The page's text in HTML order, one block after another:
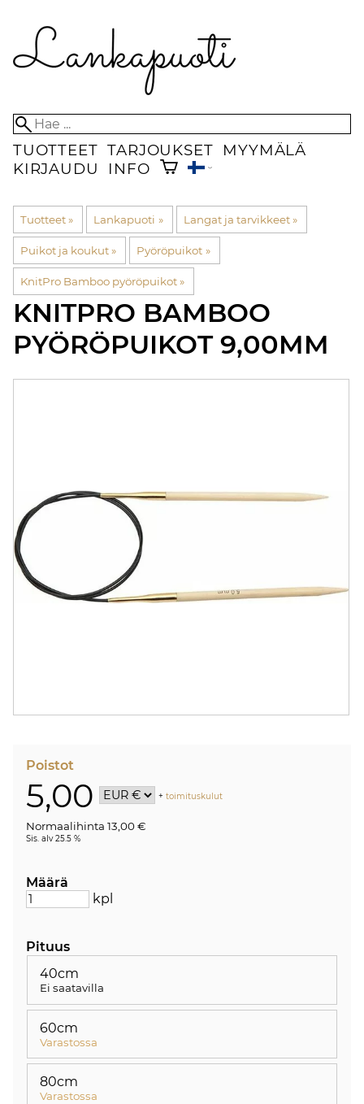
TUOTTEET TARJOUKSET
MYYMÄLÄ
KIRJAUDU
INFO
Tuotteet‪» Lankapuoti ‪» Langat ja tarvikkeet ‪»
Puikot ja koukut‪» Pyöröpuikot ‪»
KnitPro Bamboo pyöröpuikot‪»
KNITPRO BAMBOO
PYÖRÖPUIKOT 9,00MM
Poistot
5,00 +toimituskulut
Normaalihinta 13,00 €
Sis. alv 25.5 %
Määrä
kpl
Pituus
40cm
Ei saatavilla
60cm
Varastossa
80cm
Varastossa